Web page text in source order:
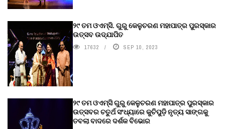
୨୯ ତମ ଓଏମ୍‌ସି. ଗୁରୁ କେଳୁଚରଣ ମହାପାତ୍ର ପୁରସ୍କାର
ଉତ୍ସବ ଉଦ୍‍ଯାପିତ
17632 SEP 10, 2023
୨୯ ତମ ଓଏମ୍‌ସି ଗୁରୁ କେଳୁଚରଣ ମହାପାତ୍ର ପୁରସ୍କାର
ଉତ୍ସବର ଚତୁର୍ଥ ସଂଧ୍ୟାରେ କୁଚିପୁଡ଼ି ନୃତ୍ୟ ସାଙ୍ଗକୁ
ତବଲା ବାଦରେ ଦର୍ଶକ ବିଭୋର